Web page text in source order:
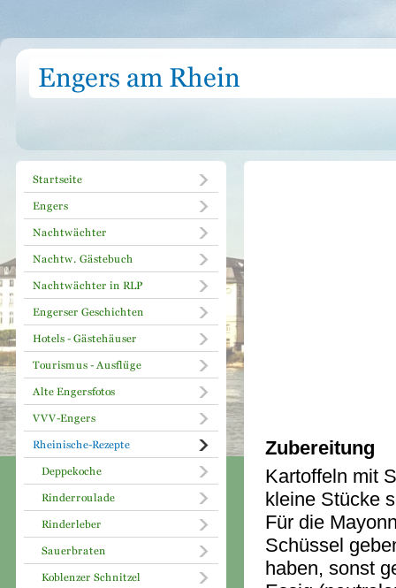
Zubereitung
Kartoffeln mit
kleine Stücke
Für die
Schüssel
haben, sonst